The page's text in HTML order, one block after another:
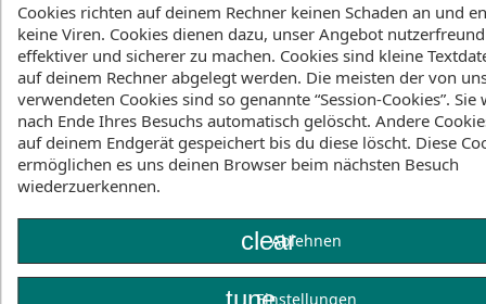
Toolless Interloop System with LockGuard
Connect Quick Release with intuitive single-
action reload
Industry-leading 100% Dyneema SK99 flying
lines
Three adjustable bar length options
Omnidirectional grip with offset finger bar
Spinning leash attachment ring
Soft EVA bar ends with retractable line
winders
Protective PU covered leader lines
Cookies richten auf deinem Rechner keinen Schaden an und
keine Viren. Cookies dienen dazu, unser Angebot
effektiver und sicherer zu machen. Cookies sind kleine
auf deinem Rechner abgelegt werden. Die meisten der von
verwendeten Cookies sind so genannte “Session-Cookies”. Sie
nach Ende Ihres Besuchs automatisch gelöscht. Andere
auf deinem Endgerät gespeichert bis du diese löscht. Diese
ermöglichen es uns deinen Browser beim nächsten Besuch
wiederzuerkennen.
clearAblehnen
Einstellungen